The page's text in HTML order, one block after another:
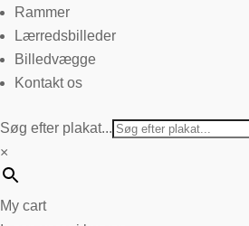
Rammer
Lærredsbilleder
Billedvægge
Kontakt os
Søg efter plakat...
×
My cart